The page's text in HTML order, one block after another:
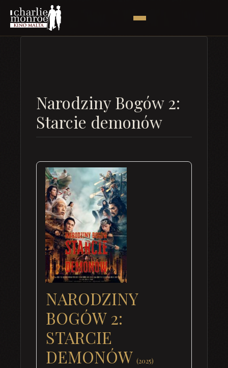
Narodziny Bogów 2:
Starcie demonów
NARODZINY
BOGÓW 2:
STARCIE
DEMONÓW (2025)